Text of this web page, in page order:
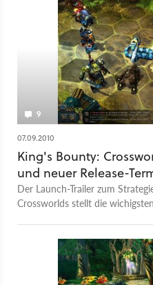
9
07.09.2010
King's Bounty:
und neuer Release-
Der Launch-Trailer zum
Crossworlds stellt die